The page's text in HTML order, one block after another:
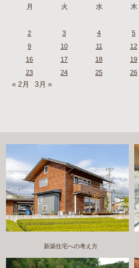
月
火 水 木
2
3 4 5
9
10 11 12
16
17 18 19
23
24 25 26
« 2月 3月 »
新築住宅への考え方